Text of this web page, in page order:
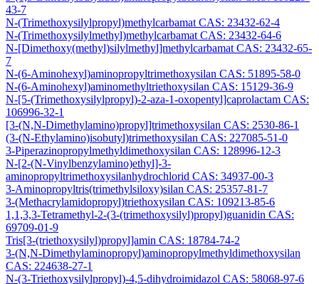
43-7
N-(Trimethoxysilylpropyl)methylcarbamat CAS: 23432-62-4
N-(Trimethoxysilylmethyl)methylcarbamat CAS: 23432-64-6
N-[Dimethoxy(methyl)silylmethyl]methylcarbamat CAS: 23432-65-
7
N-(6-Aminohexyl)aminopropyltrimethoxysilan CAS: 51895-58-0
N-(6-Aminohexyl)aminomethyltriethoxysilan CAS: 15129-36-9
N-[5-(Trimethoxysilylpropyl)-2-aza-1-oxopentyl]caprolactam CAS:
106996-32-1
[3-(N,N-Dimethylamino)propyl]trimethoxysilan CAS: 2530-86-1
(3-(N-Ethylamino)isobutyl)trimethoxysilan CAS: 227085-51-0
3-Piperazinopropylmethyldimethoxysilan CAS: 128996-12-3
N-[2-(N-Vinylbenzylamino)ethyl]-3-
aminopropyltrimethoxysilanhydrochlorid CAS: 34937-00-3
3-Aminopropyltris(trimethylsiloxy)silan CAS: 25357-81-7
3-(Methacrylamidopropyl)triethoxysilan CAS: 109213-85-6
1,1,3,3-Tetramethyl-2-(3-(trimethoxysilyl)propyl)guanidin CAS:
69709-01-9
Tris[3-(triethoxysilyl)propyl]amin CAS: 18784-74-2
3-(N,N-Dimethylaminopropyl)aminopropylmethyldimethoxysilan
CAS: 224638-27-1
N-(3-Triethoxysilylpropyl)-4,5-dihydroimidazol CAS: 58068-97-6